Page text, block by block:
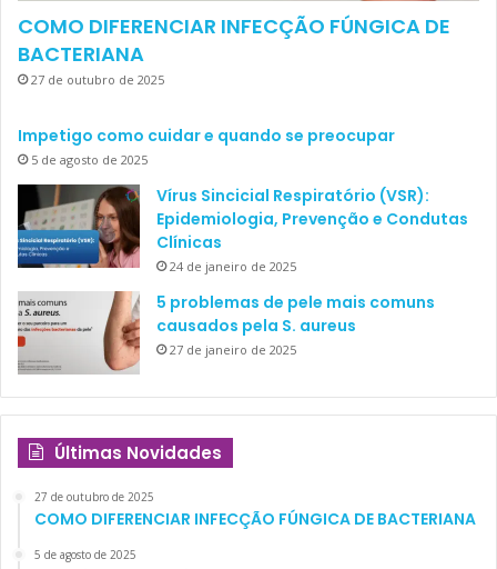
COMO DIFERENCIAR INFECÇÃO FÚNGICA DE
BACTERIANA
27 de outubro de 2025
Impetigo como cuidar e quando se preocupar
5 de agosto de 2025
Vírus Sincicial Respiratório (VSR):
Epidemiologia, Prevenção e Condutas
Clínicas
24 de janeiro de 2025
5 problemas de pele mais comuns
causados pela S. aureus
27 de janeiro de 2025
Últimas Novidades
27 de outubro de 2025
COMO DIFERENCIAR INFECÇÃO FÚNGICA DE BACTERIANA
5 de agosto de 2025